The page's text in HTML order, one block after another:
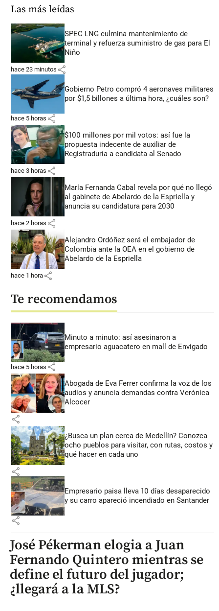
Las más leídas
SPEC LNG culmina mantenimiento de
terminal y refuerza suministro de gas para El
Niño
hace 23 minutos share
Gobierno Petro compró 4 aeronaves militares
por $1,5 billones a última hora, ¿cuáles son?
hace 5 horas share
$100 millones por mil votos: así fue la
propuesta indecente de auxiliar de
Registraduría a candidata al Senado
hace 3 horas share
María Fernanda Cabal revela por qué no llegó
al gabinete de Abelardo de la Espriella y
anuncia su candidatura para 2030
hace 2 horas share
Alejandro Ordóñez será el embajador de
Colombia ante la OEA en el gobierno de
Abelardo de la Espriella
hace 1 hora share
Te recomendamos
Minuto a minuto: así asesinaron a
empresario aguacatero en mall de Envigado
hace 5 horas share
Abogada de Eva Ferrer confirma la voz de los
audios y anuncia demandas contra Verónica
Alcocer
share
¿Busca un plan cerca de Medellín? Conozca
ocho pueblos para visitar, con rutas, costos y
qué hacer en cada uno
share
Empresario paisa lleva 10 días desaparecido
y su carro apareció incendiado en Santander
share
José Pékerman elogia a Juan
Fernando Quintero mientras se
define el futuro del jugador;
¿llegará a la MLS?